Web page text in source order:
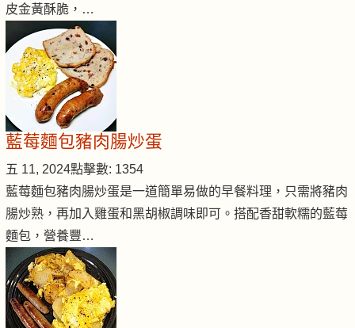
皮金黃酥脆，…
藍莓麵包豬肉腸炒蛋
五 11, 2024點擊數: 1354
藍莓麵包豬肉腸炒蛋是一道簡單易做的早餐料理，只需將豬肉
腸炒熟，再加入雞蛋和黑胡椒調味即可。搭配香甜軟糯的藍莓
麵包，營養豐…